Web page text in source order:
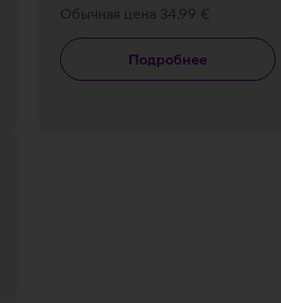
Обычная цена 34,99 €
Подробнее